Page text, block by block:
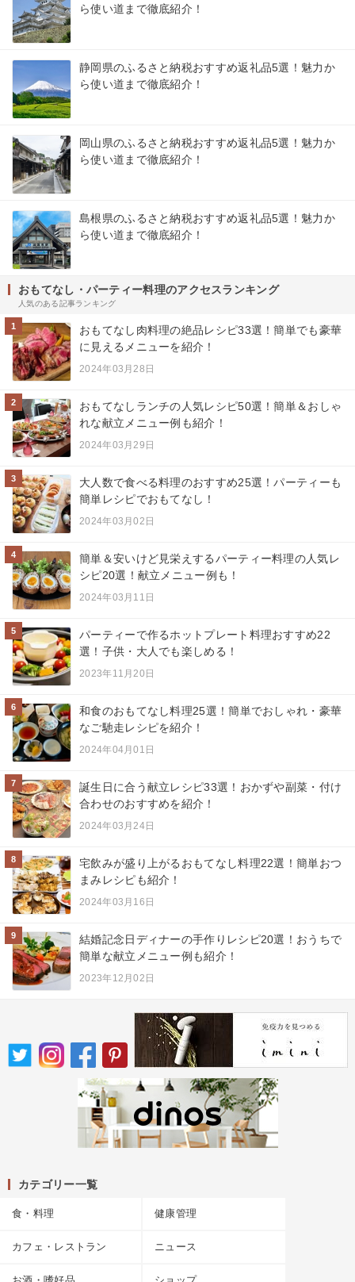
ら使い道まで徹底紹介！
静岡県のふるさと納税おすすめ返礼品5選！魅力か
ら使い道まで徹底紹介！
岡山県のふるさと納税おすすめ返礼品5選！魅力か
ら使い道まで徹底紹介！
島根県のふるさと納税おすすめ返礼品5選！魅力か
ら使い道まで徹底紹介！
おもてなし・パーティー料理のアクセスランキング
人気のある記事ランキング
1
おもてなし肉料理の絶品レシピ33選！簡単でも豪華
に見えるメニューを紹介！
2024年03月28日
2
おもてなしランチの人気レシピ50選！簡単＆おしゃ
れな献立メニュー例も紹介！
2024年03月29日
3
大人数で食べる料理のおすすめ25選！パーティーも
簡単レシピでおもてなし！
2024年03月02日
4
簡単＆安いけど見栄えするパーティー料理の人気レ
シピ20選！献立メニュー例も！
2024年03月11日
5
パーティーで作るホットプレート料理おすすめ22
選！子供・大人でも楽しめる！
2023年11月20日
6
和食のおもてなし料理25選！簡単でおしゃれ・豪華
なご馳走レシピを紹介！
2024年04月01日
7
誕生日に合う献立レシピ33選！おかずや副菜・付け
合わせのおすすめを紹介！
2024年03月24日
8
宅飲みが盛り上がるおもてなし料理22選！簡単おつ
まみレシピも紹介！
2024年03月16日
9
結婚記念日ディナーの手作りレシピ20選！おうちで
簡単な献立メニュー例も紹介！
2023年12月02日
カテゴリー一覧
食・料理 健康管理
カフェ・レストラン ニュース